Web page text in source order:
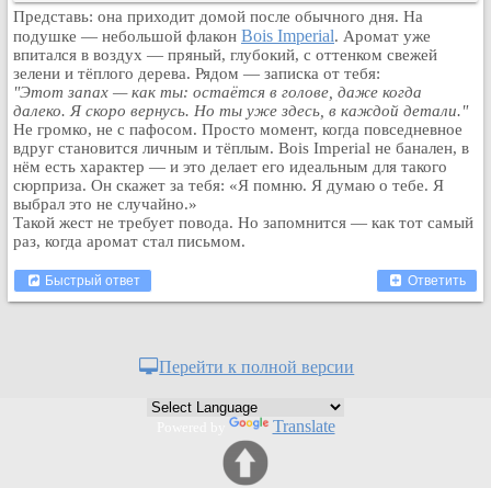
Рейтинг сайтов
Полная версия сайта
Представь: она приходит домой после обычного дня. На
подушке — небольшой флакон Bois Imperial. Аромат уже
впитался в воздух — пряный, глубокий, с оттенком свежей
зелени и тёплого дерева. Рядом — записка от тебя:
"Этот запах — как ты: остаётся в голове, даже когда
далеко. Я скоро вернусь. Но ты уже здесь, в каждой детали."
Не громко, не с пафосом. Просто момент, когда повседневное
вдруг становится личным и тёплым. Bois Imperial не банален, в
нём есть характер — и это делает его идеальным для такого
сюрприза. Он скажет за тебя: «Я помню. Я думаю о тебе. Я
выбрал это не случайно.»
Такой жест не требует повода. Но запомнится — как тот самый
раз, когда аромат стал письмом.
Быстрый ответ Ответить
Перейти к полной версии
Translate